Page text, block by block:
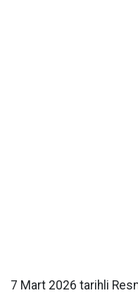
7 Mart 2026 tarihli